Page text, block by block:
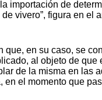
importación de
vivero”, figura en el
que, en su caso, se
al objeto de que
de la misma en las
en el momento que